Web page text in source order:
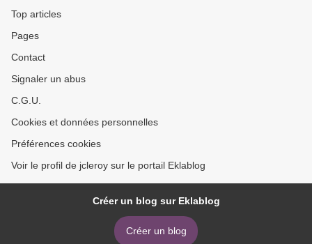
Top articles
Pages
Contact
Signaler un abus
C.G.U.
Cookies et données personnelles
Préférences cookies
Voir le profil de jcleroy sur le portail Eklablog
Créer un blog sur Eklablog
Créer un blog